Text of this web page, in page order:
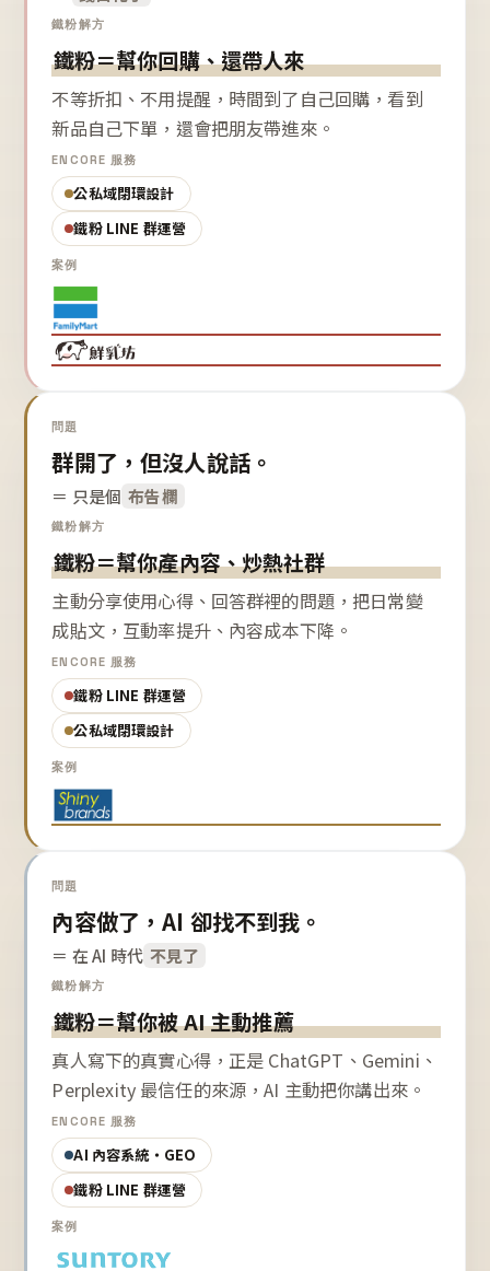
鐵粉解方
鐵粉＝幫你回購、還帶人來
不等折扣、不用提醒，時間到了自己回購，看到
新品自己下單，還會把朋友帶進來。
ENCORE 服務
公私域閉環設計
鐵粉 LINE 群運營
案例
問題
群開了，但沒人說話。
＝ 只是個 布告欄
鐵粉解方
鐵粉＝幫你產內容、炒熱社群
主動分享使用心得、回答群裡的問題，把日常變
成貼文，互動率提升、內容成本下降。
ENCORE 服務
鐵粉 LINE 群運營
公私域閉環設計
案例
問題
內容做了，AI 卻找不到我。
＝ 在 AI 時代 不見了
鐵粉解方
鐵粉＝幫你被 AI 主動推薦
真人寫下的真實心得，正是 ChatGPT、Gemini、
Perplexity 最信任的來源，AI 主動把你講出來。
ENCORE 服務
AI 內容系統・GEO
鐵粉 LINE 群運營
案例